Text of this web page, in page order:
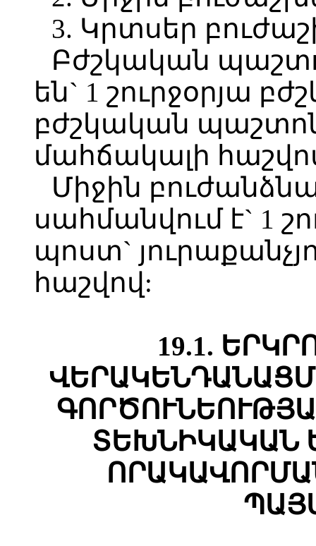
3. Կրտսեր
Բժշկական
են` 1 շուրջօրյա
բժշկական
մահճակալի
Միջին
սահմանվում է` 1
պոստ`
հաշվով:
19.1.
ՏԵԽՆԻԿԱԿԱՆ